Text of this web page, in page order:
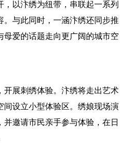
以汴绣为纽带，串联起一系列
。与此同时，一涵汴绣还同步推
母爱的话题走向更广阔的城市空
开展刺绣体验。汴绣将走出艺术
间设立小型体验区。绣娘现场演
邀请市民亲手参与体验，在日